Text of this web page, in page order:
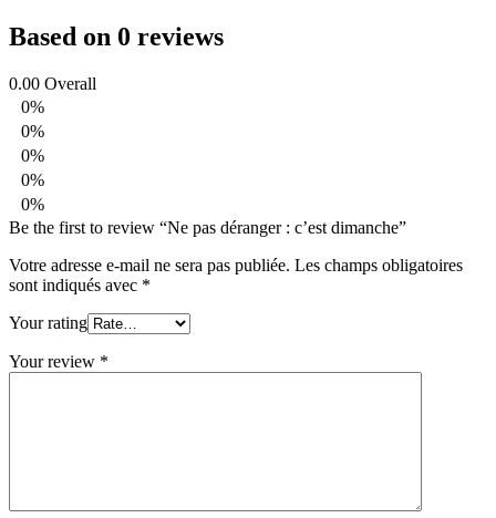
Based on 0 reviews
0.00 Overall
0%
0%
0%
0%
0%
Be the first to review “Ne pas déranger : c’est dimanche”
Votre adresse e-mail ne sera pas publiée. Les champs obligatoires
sont indiqués avec *
Your rating
Your review *